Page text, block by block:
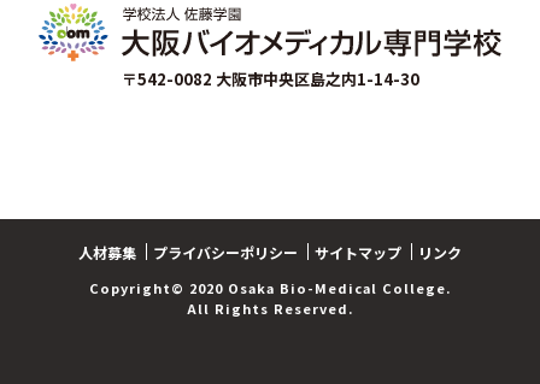
〒542-0082 大阪市中央区島之内1-14-30
人材募集 プライバシーポリシー サイトマップ リンク
Copyright© 2020 Osaka Bio-Medical College.
All Rights Reserved.